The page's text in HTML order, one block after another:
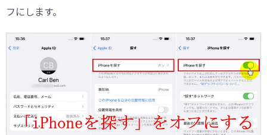
フにします。